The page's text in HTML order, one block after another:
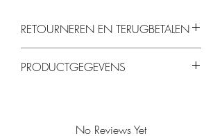
RETOURNEREN EN TERUGBETALEN
retourneren, mits ze ongebruikt en in de
PRODUCTGEGEVENS
No Reviews Yet